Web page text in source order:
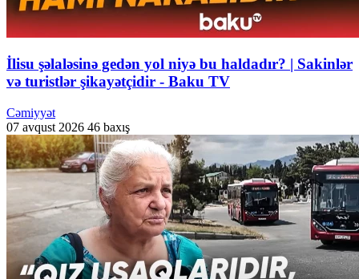
İlisu şəlaləsinə gedən yol niyə bu haldadır? | Sakinlər
və turistlər şikayətçidir - Baku TV
Cəmiyyət
07 avqust 2026 46 baxış